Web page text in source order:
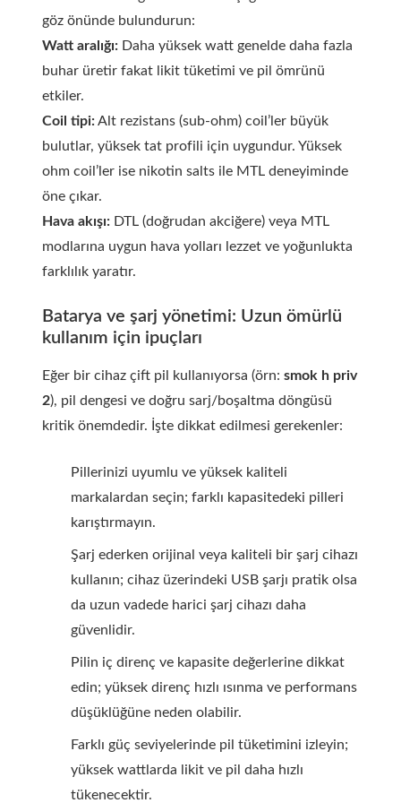
göz önünde bulundurun:
Watt aralığı: Daha yüksek watt genelde daha fazla
buhar üretir fakat likit tüketimi ve pil ömrünü
etkiler.
Coil tipi:Alt rezistans (sub-ohm) coil’ler büyük
bulutlar, yüksek tat profili için uygundur. Yüksek
ohm coil’ler ise nikotin salts ile MTL deneyiminde
öne çıkar.
Hava akışı: DTL (doğrudan akciğere) veya MTL
modlarına uygun hava yolları lezzet ve yoğunlukta
farklılık yaratır.
Batarya ve şarj yönetimi: Uzun ömürlü
kullanım için ipuçları
Eğer bir cihaz çift pil kullanıyorsa (örn: smok h priv
2), pil dengesi ve doğru sarj/boşaltma döngüsü
kritik önemdedir. İşte dikkat edilmesi gerekenler:
Pillerinizi uyumlu ve yüksek kaliteli
markalardan seçin; farklı kapasitedeki pilleri
karıştırmayın.
Şarj ederken orijinal veya kaliteli bir şarj cihazı
kullanın; cihaz üzerindeki USB şarjı pratik olsa
da uzun vadede harici şarj cihazı daha
güvenlidir.
Pilin iç direnç ve kapasite değerlerine dikkat
edin; yüksek direnç hızlı ısınma ve performans
düşüklüğüne neden olabilir.
Farklı güç seviyelerinde pil tüketimini izleyin;
yüksek wattlarda likit ve pil daha hızlı
tükenecektir.